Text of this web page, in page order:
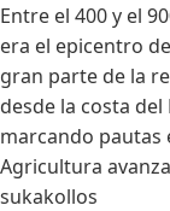
Entre el 400 y el
era el epicentro
gran parte de la
desde la costa
marcando pautas
Agricultura
sukakollos